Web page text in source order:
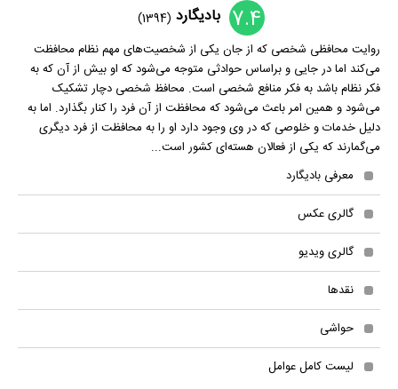
7.4 بادیگارد (1394)
روایت محافظی شخصی که از جان یکی از شخصیت‌های مهم نظام محافظت
می‌کند اما در جایی و براساس حوادثی متوجه می‌شود که او بیش از آن که به
فکر نظام باشد به فکر منافع شخصی است. محافظ شخصی دچار تشکیک
می‌شود و همین امر باعث می‌شود که محافظت از آن فرد را کنار بگذارد. اما به
دلیل خدمات و خلوصی که در وی وجود دارد او را به محافظت از فرد دیگری
می‌گمارند که یکی از فعالان هسته‌ای کشور است...
معرفی بادیگارد
گالری عکس
گالری ویدیو
نقدها
حواشی
لیست کامل عوامل